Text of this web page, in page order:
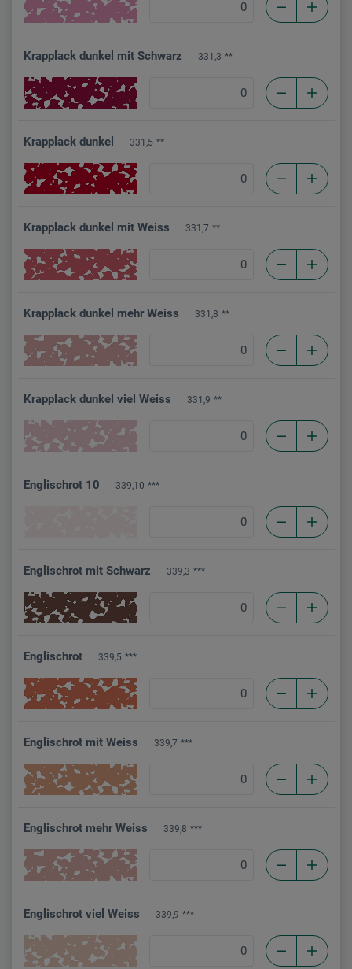
Krapplack dunkel mit Schwarz 331,3 **
Krapplack dunkel 331,5 **
Krapplack dunkel mit Weiss 331,7 **
Krapplack dunkel mehr Weiss 331,8 **
Krapplack dunkel viel Weiss 331,9 **
Englischrot 10 339,10 ***
Englischrot mit Schwarz 339,3 ***
Englischrot 339,5 ***
Englischrot mit Weiss 339,7 ***
Englischrot mehr Weiss 339,8 ***
Englischrot viel Weiss 339,9 ***